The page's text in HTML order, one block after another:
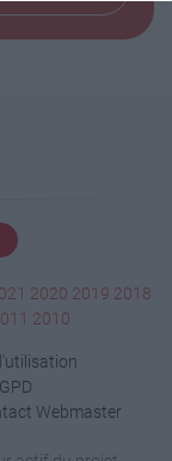
2020 2019 2018
2010
Webmaster